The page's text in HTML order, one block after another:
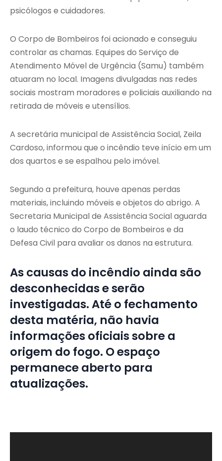
psicólogos e cuidadores.
O Corpo de Bombeiros foi acionado e conseguiu
controlar as chamas. Equipes do Serviço de
Atendimento Móvel de Urgência (Samu) também
atuaram no local. Imagens divulgadas nas redes
sociais mostram moradores e policiais auxiliando na
retirada de móveis e utensílios.
A secretária municipal de Assistência Social, Zeila
Cardoso, informou que o incêndio teve início em um
dos quartos e se espalhou pelo imóvel.
Segundo a prefeitura, houve apenas perdas
materiais, incluindo móveis e objetos do abrigo. A
Secretaria Municipal de Assistência Social aguarda
o laudo técnico do Corpo de Bombeiros e da
Defesa Civil para avaliar os danos na estrutura.
As causas do incêndio ainda são
desconhecidas e serão
investigadas. Até o fechamento
desta matéria, não havia
informações oficiais sobre a
origem do fogo. O espaço
permanece aberto para
atualizações.